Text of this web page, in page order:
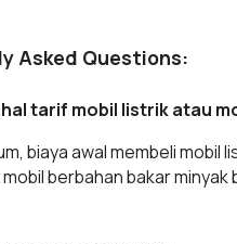
Asked Questions:
tarif mobil listrik atau
biaya awal membeli mobil
berbahan bakar